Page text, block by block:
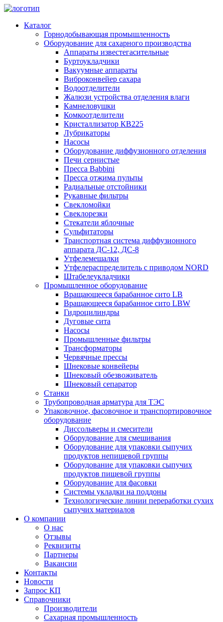
Каталог
Горнодобывающая промышленность
Оборудование для сахарного производства
Аппараты известегасительные
Буртоукладчики
Вакуумные аппараты
Виброконвейер сахара
Водоотделители
Жалюзи устройства отделения влаги
Камнеловушки
Комкоотделители
Кристаллизатор КВ225
Лубрикаторы
Насосы
Оборудование диффузионного отделения
Печи сернистые
Пресса Babbini
Пресса отжима пульпы
Радиальные отстойники
Рукавные фильтры
Свекломойки
Свеклорезки
Стекатели яблочные
Сульфитаторы
Транспортная система диффузионного
аппарата ДС-12, ДС-8
Утфелемешалки
Утфелераспределитель с приводом NORD
Штабелеукладчики
Промышленное оборудование
Вращающееся барабанное сито LB
Вращающееся барабанное сито LBW
Гидроцилиндры
Дуговые сита
Насосы
Промышленные фильтры
Трансформаторы
Червячные прессы
Шнековые конвейеры
Шнековый обезвоживатель
Шнековый сепаратор
Станки
Трубопроводная арматура для ТЭС
Упаковочное, фасовочное и транспортировочное
оборудование
Диссольверы и смесители
Оборудование для смешивания
Оборудование для упаковки сыпучих
продуктов непищевой группы
Оборудование для упаковки сыпучих
продуктов пищевой группы
Оборудование для фасовки
Системы укладки на поддоны
Технологические линии переработки сухих
сыпучих материалов
О компании
О нас
Отзывы
Реквизиты
Партнеры
Вакансии
Контакты
Новости
Запрос КП
Справочники
Производители
Сахарная промышленность